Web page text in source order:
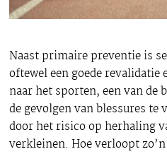
Naast primaire preventie is
oftewel een goede revalidatie
naar het sporten, een van de
de gevolgen van blessures
door het risico op herhaling
verkleinen. Hoe verloopt